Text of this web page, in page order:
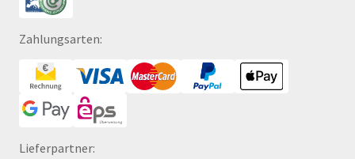
Zahlungsarten:
Lieferpartner: